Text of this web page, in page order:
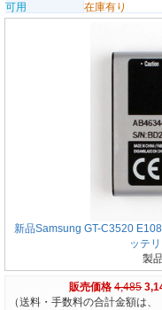
可用
在庫有り
新品Samsung GT-C3520
ッテ
製
販売価格 4,485
（送料・手数料の合計金額は